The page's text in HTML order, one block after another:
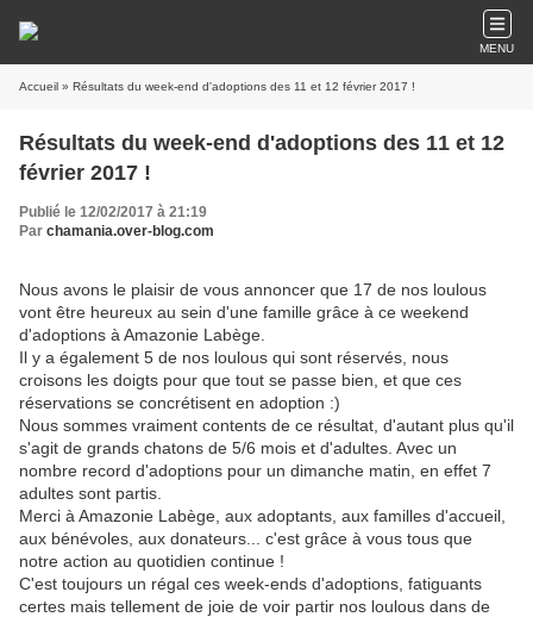
MENU
Accueil » Résultats du week-end d'adoptions des 11 et 12 février 2017 !
Résultats du week-end d'adoptions des 11 et 12
février 2017 !
Publié le 12/02/2017 à 21:19
Par chamania.over-blog.com
Nous avons le plaisir de vous annoncer que 17 de nos loulous
vont être heureux au sein d'une famille grâce à ce weekend
d'adoptions à Amazonie Labège.
Il y a également 5 de nos loulous qui sont réservés, nous
croisons les doigts pour que tout se passe bien, et que ces
réservations se concrétisent en adoption :)
Nous sommes vraiment contents de ce résultat, d'autant plus qu'il
s'agit de grands chatons de 5/6 mois et d'adultes. Avec un
nombre record d'adoptions pour un dimanche matin, en effet 7
adultes sont partis.
Merci à Amazonie Labège, aux adoptants, aux familles d'accueil,
aux bénévoles, aux donateurs... c'est grâce à vous tous que
notre action au quotidien continue !
C'est toujours un régal ces week-ends d'adoptions, fatiguants
certes mais tellement de joie de voir partir nos loulous dans de